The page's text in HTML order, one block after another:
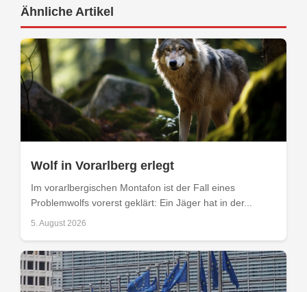
Ähnliche Artikel
Wolf in Vorarlberg erlegt
Im vorarlbergischen Montafon ist der Fall eines
Problemwolfs vorerst geklärt: Ein Jäger hat in der...
5. August 2026